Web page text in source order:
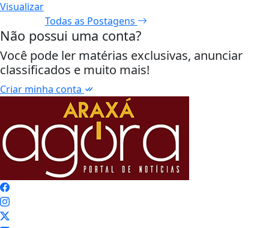
Visualizar
Todas as Postagens
Não possui uma conta?
Você pode ler matérias exclusivas, anunciar
classificados e muito mais!
Criar minha conta